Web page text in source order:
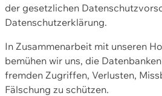
der gesetzlichen
Datenschutzerklärung.
In Zusammenarbeit mit unseren
bemühen wir uns, die
fremden Zugriffen, Verlusten,
Fälschung zu schützen.